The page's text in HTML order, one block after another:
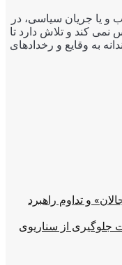
و یا جریان سیاسی، در
کند و تلاش دارد تا
به وقایع و رخدادهای
و تداوم راهبرد
جلوگیری از سناریوی